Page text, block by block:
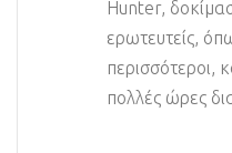
Hunter,
ερωτευτείς,
περισσότεροι,
πολλές ώρες